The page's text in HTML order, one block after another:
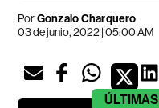
PorGonzalo Charquero
03 de junio, 2022 | 05:00 AM
ÚLTIMAS